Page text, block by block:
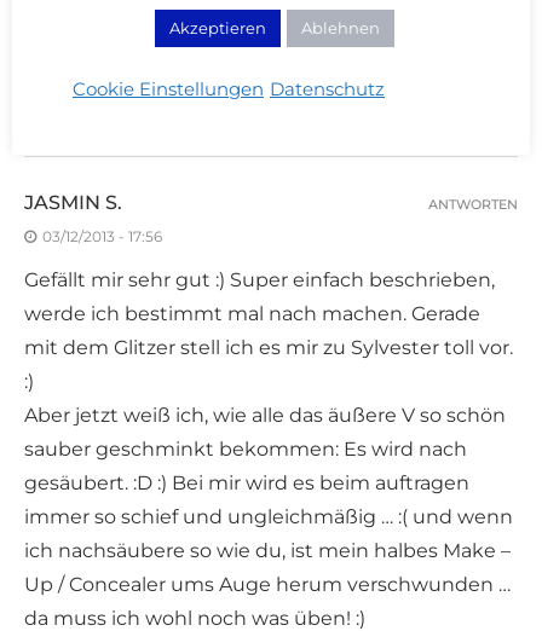
CREAM BLUB
JASMIN S.
03/12/2013 - 17:56
Gefällt mir sehr gut :) Super einfach beschrieben,
werde ich bestimmt mal nach machen. Gerade
mit dem Glitzer stell ich es mir zu Sylvester toll vor.
:)
Aber jetzt weiß ich, wie alle das äußere V so schön
sauber geschminkt bekommen: Es wird nach
gesäubert. :D :) Bei mir wird es beim auftragen
immer so schief und ungleichmäßig … :( und wenn
ich nachsäubere so wie du, ist mein halbes Make –
Up / Concealer ums Auge herum verschwunden …
da muss ich wohl noch was üben! :)
ANTWORTEN
Akzeptieren Ablehnen
Cookie Einstellungen Datenschutz